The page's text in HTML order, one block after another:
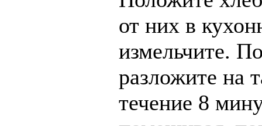
от них в
измельчите.
разложите на
течение 8